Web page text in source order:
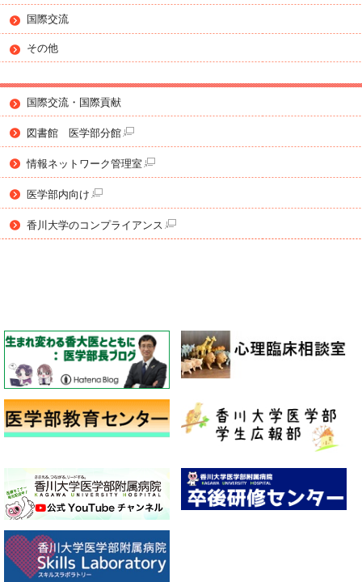
国際交流
その他
国際交流・国際貢献
図書館 医学部分館
情報ネットワーク管理室
医学部内向け
香川大学のコンプライアンス